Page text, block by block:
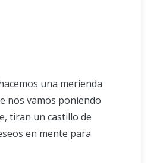
una merienda
nos vamos poniendo
tiran un castillo de
en mente para